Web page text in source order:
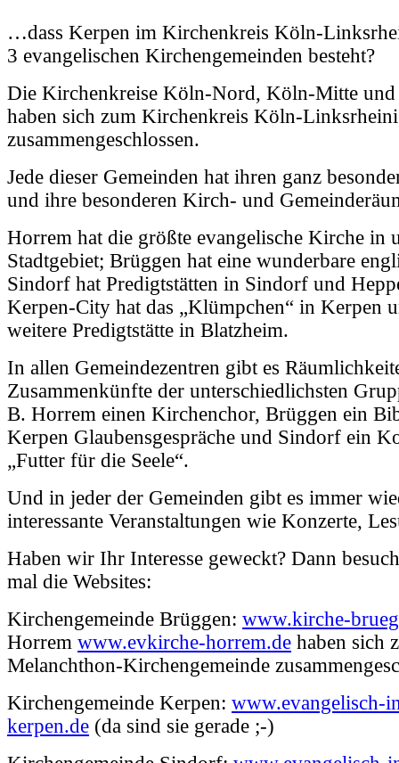
…dass Kerpen im Kirchenkreis Köln-
3 evangelischen Kirchengemeinden besteht?
Die Kirchenkreise Köln-Nord, Köln-Mitte
haben sich zum Kirchenkreis Köln-
zusammengeschlossen.
Jede dieser Gemeinden hat ihren ganz
und ihre besonderen Kirch- und
Horrem hat die größte evangelische Kirche in
Stadtgebiet; Brüggen hat eine wunderbare
Sindorf hat Predigtstätten in Sindorf und
Kerpen-City hat das „Klümpchen“ in Kerpen
weitere Predigtstätte in Blatzheim.
In allen Gemeindezentren gibt es
Zusammenkünfte der unterschiedlichsten
B. Horrem einen Kirchenchor, Brüggen ein
Kerpen Glaubensgespräche und Sindorf ein
„Futter für die Seele“.
Und in jeder der Gemeinden gibt es immer
interessante Veranstaltungen wie Konzerte,
Haben wir Ihr Interesse geweckt? Dann
mal die Websites:
Kirchengemeinde Brüggen: www.kirche-
Horrem www.evkirche-horrem.de haben sich
Melanchthon-Kirchengemeinde
Kirchengemeinde Kerpen: www.evangelisch-
kerpen.de (da sind sie gerade ;-)